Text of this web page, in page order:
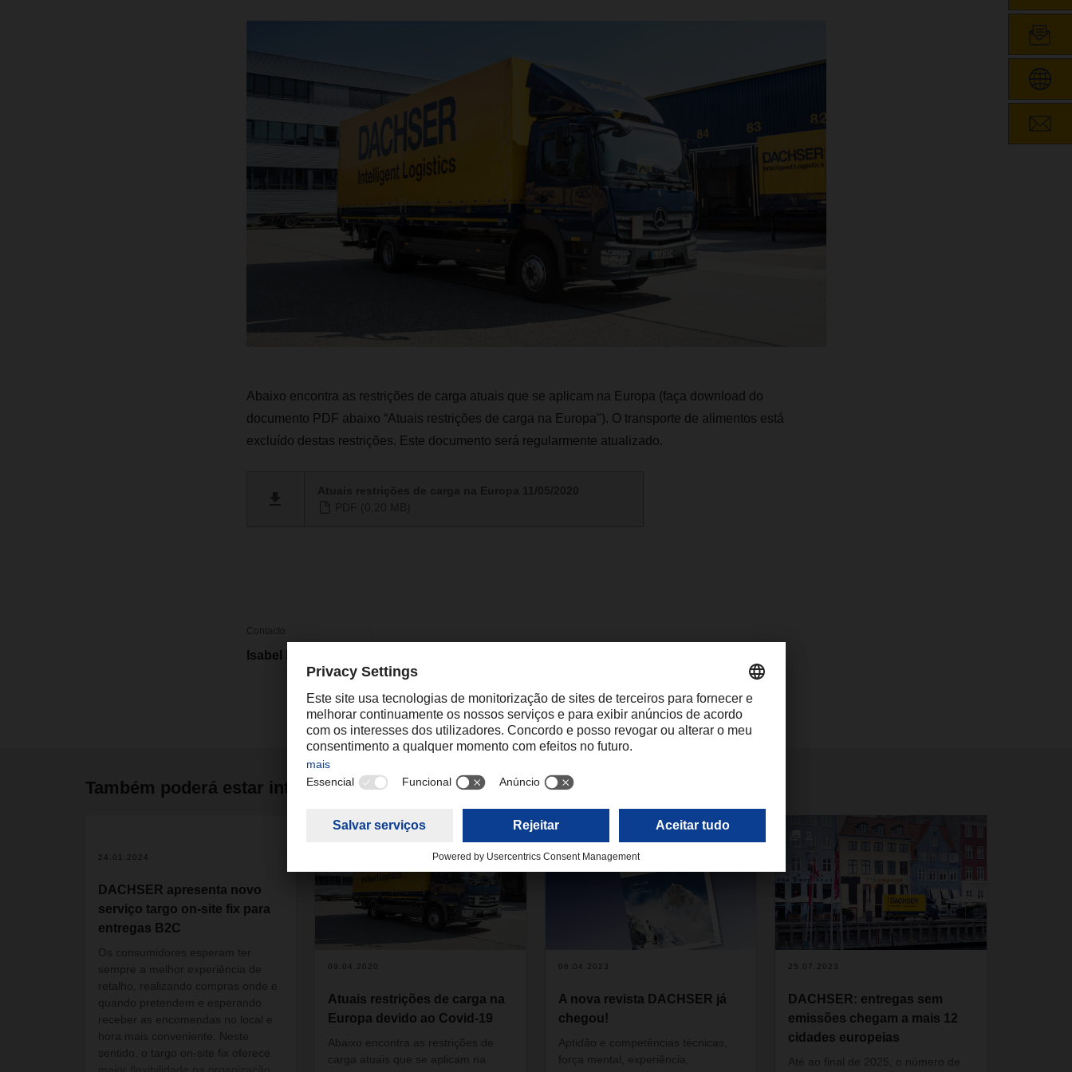
Abaixo encontra as restrições de carga atuais que se aplicam na Europa (faça download do
documento PDF abaixo “Atuais restrições de carga na Europa"). O transporte de alimentos está
excluído destas restrições. Este documento será regularmente atualizado.
Contacto
Isabel Monteiro
Também poderá estar interessado em
24.01.2024
DACHSER apresenta novo
serviço targo on-site fix para
entregas B2C
Os consumidores esperam ter
sempre a melhor experiência de
retalho, realizando compras onde e
quando pretendem e esperando
receber as encomendas no local e
hora mais conveniente. Neste
sentido, o targo on-site fix oferece
09.04.2020
Atuais restrições de carga na
Europa devido ao Covid-19
Abaixo encontra as restrições de
carga atuais que se aplicam na
06.04.2023
A nova revista DACHSER já
chegou!
Aptidão e competências técnicas,
força mental, experiência,
25.07.2023
DACHSER: entregas sem
emissões chegam a mais 12
cidades europeias
Até ao final de 2025, o número de